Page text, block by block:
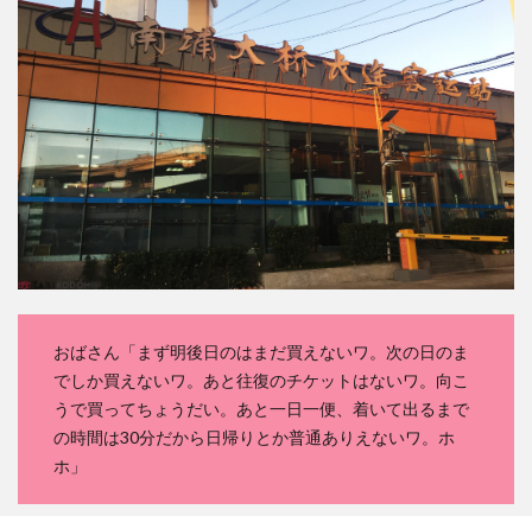
おばさん「まず明後日のはまだ買えないワ。次の日のま
でしか買えないワ。あと往復のチケットはないワ。向こ
うで買ってちょうだい。あと一日一便、着いて出るまで
の時間は30分だから日帰りとか普通ありえないワ。ホ
ホ」